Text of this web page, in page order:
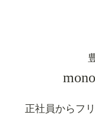
正社員からフ